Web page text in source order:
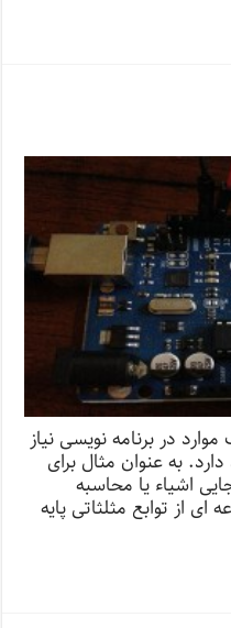
در برنامه نویسی نیاز
به عنوان مثال برای
اشیاء یا محاسبه
از توابع مثلثاتی پایه